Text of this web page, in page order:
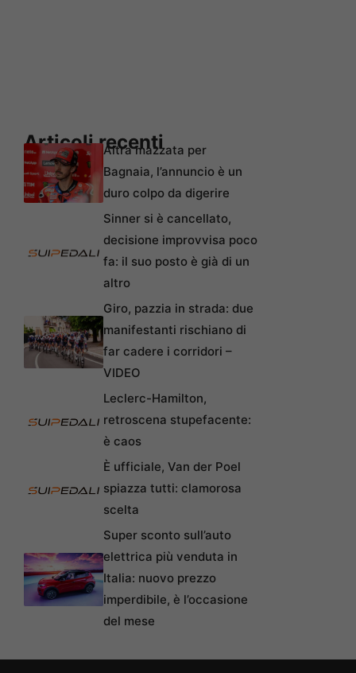
Articoli recenti
Altra mazzata per
Bagnaia, l’annuncio è un
duro colpo da digerire
Sinner si è cancellato,
decisione improvvisa poco
fa: il suo posto è già di un
altro
Giro, pazzia in strada: due
manifestanti rischiano di
far cadere i corridori –
VIDEO
Leclerc-Hamilton,
retroscena stupefacente:
è caos
È ufficiale, Van der Poel
spiazza tutti: clamorosa
scelta
Super sconto sull’auto
elettrica più venduta in
Italia: nuovo prezzo
imperdibile, è l’occasione
del mese